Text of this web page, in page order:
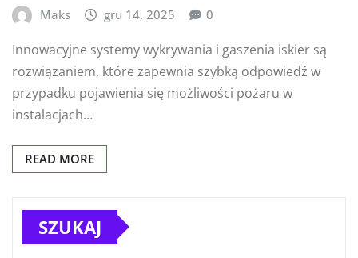
Maks gru 14, 2025 0
Innowacyjne systemy wykrywania i gaszenia iskier są
rozwiązaniem, które zapewnia szybką odpowiedź w
przypadku pojawienia się możliwości pożaru w
instalacjach…
READ MORE
SZUKAJ